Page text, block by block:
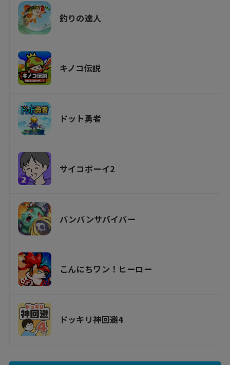
釣りの達人
キノコ伝説
ドット勇者
サイコボーイ2
バンバンサバイバー
こんにちワン！ヒーロー
ドッキリ神回避4